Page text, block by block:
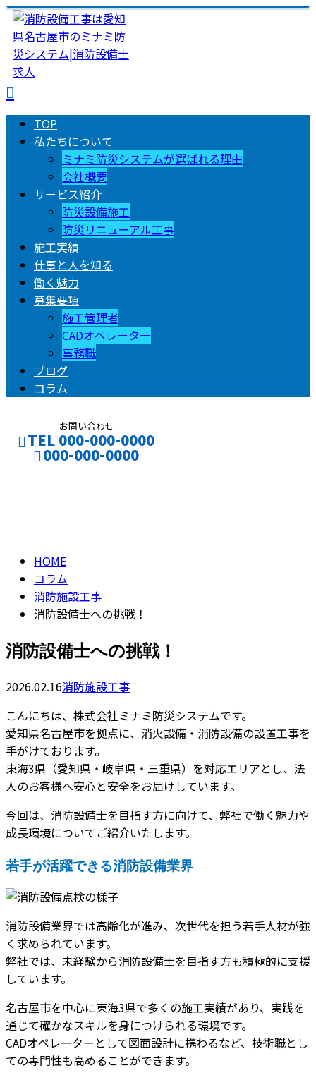
TOP
私たちについて
ミナミ防災システムが選ばれる理由
会社概要
サービス紹介
防災設備施工
防災リニューアル工事
施工実績
仕事と人を知る
働く魅力
募集要項
施工管理者
CADオペレーター
事務職
ブログ
コラム
お問い合わせ
TEL 000-000-0000
000-000-0000
HOME
コラム
消防施設工事
消防設備士への挑戦！
消防設備士への挑戦！
2026.02.16消防施設工事
こんにちは、株式会社ミナミ防災システムです。
愛知県名古屋市を拠点に、消火設備・消防設備の設置工事を
手がけております。
東海3県（愛知県・岐阜県・三重県）を対応エリアとし、法
人のお客様へ安心と安全をお届けしています。
今回は、消防設備士を目指す方に向けて、弊社で働く魅力や
成長環境についてご紹介いたします。
若手が活躍できる消防設備業界
消防設備業界では高齢化が進み、次世代を担う若手人材が強
く求められています。
弊社では、未経験から消防設備士を目指す方も積極的に支援
しています。
名古屋市を中心に東海3県で多くの施工実績があり、実践を
通じて確かなスキルを身につけられる環境です。
CADオペレーターとして図面設計に携わるなど、技術職とし
ての専門性も高めることができます。